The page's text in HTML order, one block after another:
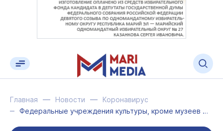
Главная Новости
Коронавирус
Федеральные учреждения культуры, кроме музеев и театров, будут закрыты в нерабоч...